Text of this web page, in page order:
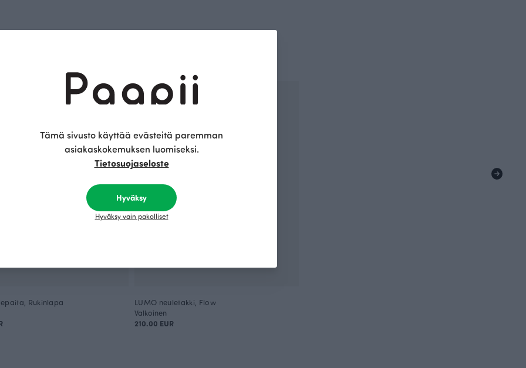
Rukinlapa
LUMO neuletakki, Flow
Valkoinen
210.00 EUR
Tämä sivusto käyttää evästeitä paremman
asiakaskokemuksen luomiseksi.
Tietosuojaseloste
Hyväksy
Hyväksy vain pakolliset